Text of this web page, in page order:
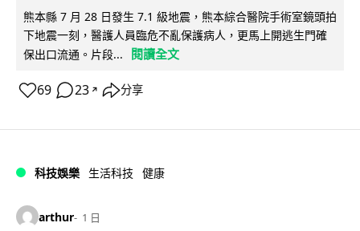
熊本縣 7 月 28 日發生 7.1 級地震，熊本綜合醫院手術室鏡頭拍
下地震一刻，醫護人員臨危不亂保護病人，更馬上開逃生門確
保出口流通。片段...
閱讀全文
69 23 ↗ 分享
科技娛樂 生活科技 健康
arthur 1 日